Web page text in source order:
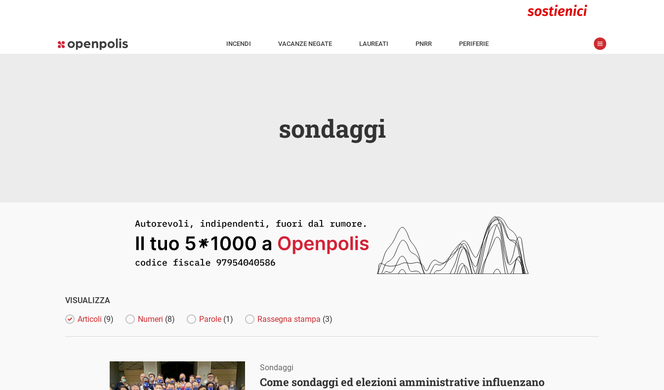
INCENDI VACANZE NEGATE LAUREATI PNRR PERIFERIE
sondaggi
VISUALIZZA
Articoli (9) Numeri (8) Parole (1) Rassegna stampa (3)
Come sondaggi ed elezioni amministrative influenzano
Sondaggi